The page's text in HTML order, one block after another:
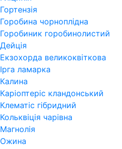
Гортензія
Горобина чорноплідна
Горобиник горобинолистий
Дейція
Екзохорда великоквіткова
Ірга ламарка
Калина
Каріоптеріс кландонський
Клематіс гібридний
Кольквіція чарівна
Магнолія
Ожина